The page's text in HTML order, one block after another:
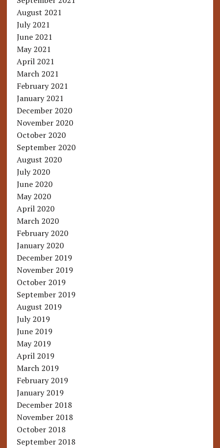
August 2021
July 2021
June 2021
May 2021
April 2021
March 2021
February 2021
January 2021
December 2020
November 2020
October 2020
September 2020
August 2020
July 2020
June 2020
May 2020
April 2020
March 2020
February 2020
January 2020
December 2019
November 2019
October 2019
September 2019
August 2019
July 2019
June 2019
May 2019
April 2019
March 2019
February 2019
January 2019
December 2018
November 2018
October 2018
September 2018